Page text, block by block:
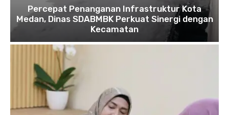
Percepat Penanganan Infrastruktur Kota
Medan, Dinas SDABMBK Perkuat Sinergi dengan
Kecamatan